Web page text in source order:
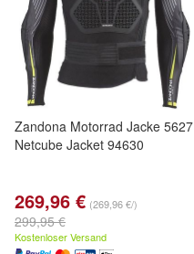
Zandona Motorrad Jacke 5627
Netcube Jacket 94630
269,96 € (269,96 €/)
299,95 €
Kostenloser Versand